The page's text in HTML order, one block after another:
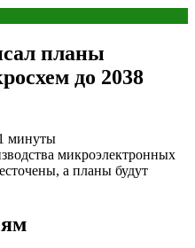
планы
до 2038
минуты
микроэлектронных
а планы будут